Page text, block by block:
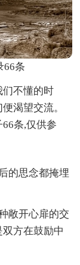
66条
们不懂的时
渴望交流。
条,仅供参
的思念都掩埋
敞开心扉的交
方在鼓励中